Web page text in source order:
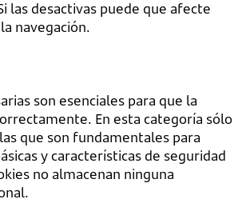
las desactivas puede que afecte
navegación.
son esenciales para que la
En esta categoría sólo
que son fundamentales para
y características de seguridad
no almacenan ninguna